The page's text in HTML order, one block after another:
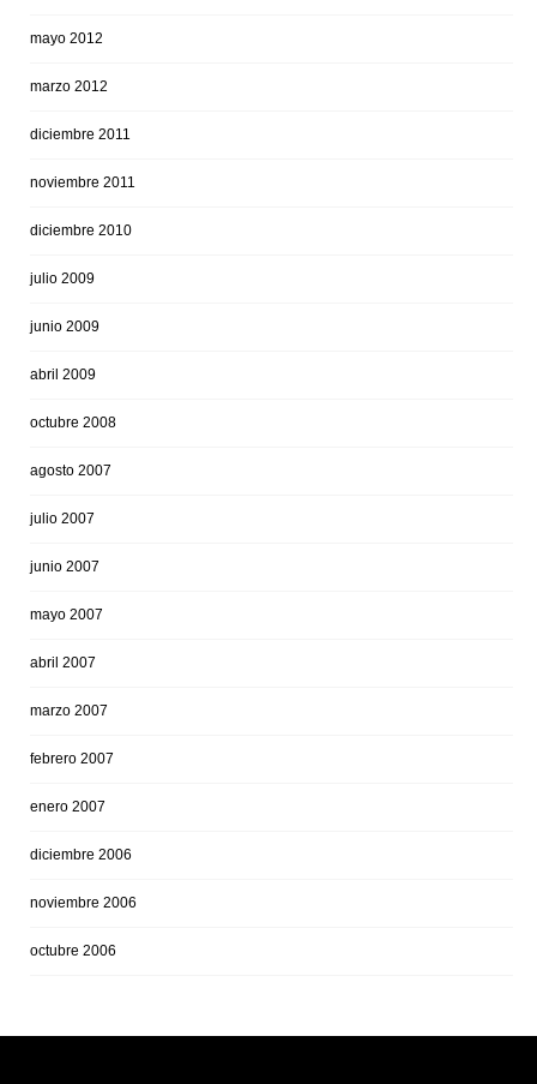
mayo 2012
marzo 2012
diciembre 2011
noviembre 2011
diciembre 2010
julio 2009
junio 2009
abril 2009
octubre 2008
agosto 2007
julio 2007
junio 2007
mayo 2007
abril 2007
marzo 2007
febrero 2007
enero 2007
diciembre 2006
noviembre 2006
octubre 2006